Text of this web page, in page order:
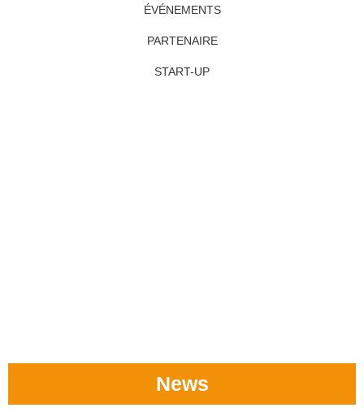
ÉVÉNEMENTS
PARTENAIRE
START-UP
News